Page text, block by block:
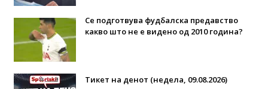
Се подготвува фудбалска предавство
какво што не е видено од 2010 година?
Тикет на денот (недела, 09.08.2026)